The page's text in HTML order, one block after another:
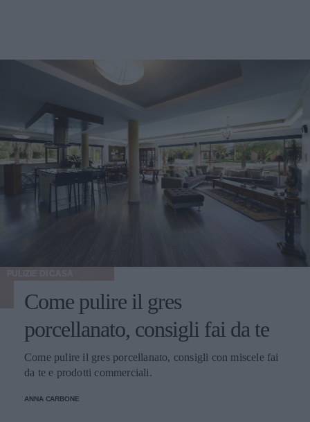
Come pulire il gres
porcellanato, consigli fai da te
Come pulire il gres porcellanato, consigli con miscele fai
da te e prodotti commerciali.
ANNA CARBONE